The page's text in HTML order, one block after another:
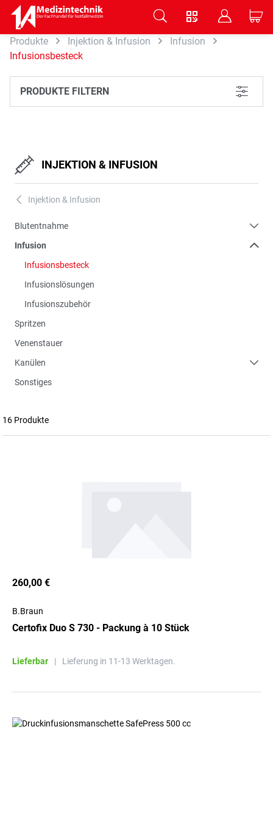
Zum Hauptinhalt springen
V B C
Produkte Injektion & Infusion
Infusion
Infusionsbesteck
PRODUKTE FILTERN L
INJEKTION & INFUSION
A Injektion & Infusion
Blutentnahme
Infusion
Infusionsbesteck
Infusionslösungen
Infusionszubehör
Spritzen
Venenstauer
Kanülen
Sonstiges
16 Produkte
260,00 €
B.Braun
Certofix Duo S 730 - Packung à 10 Stück
Lieferbar | Lieferung in 11-13 Werktagen.